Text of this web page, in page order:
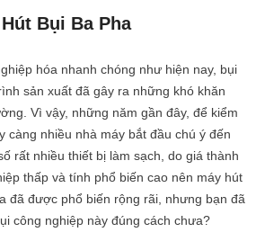
Bụi Ba Pha
hóa nhanh chóng như hiện nay, bụi
sản xuất đã gây ra những khó khăn
Vì vậy, những năm gần đây, để kiểm
càng nhiều nhà máy bắt đầu chú ý đến
rất nhiều thiết bị làm sạch, do giá thành
thấp và tính phổ biến cao nên máy hút
đã được phổ biến rộng rãi, nhưng bạn đã
công nghiệp này đúng cách chưa?